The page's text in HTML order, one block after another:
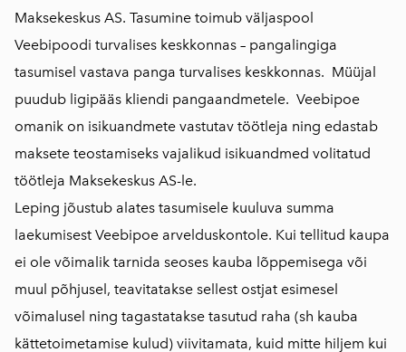
Maksekeskus AS. Tasumine toimub väljaspool
Veebipoodi turvalises keskkonnas – pangalingiga
tasumisel vastava panga turvalises keskkonnas. Müüjal
puudub ligipääs kliendi pangaandmetele. Veebipoe
omanik on isikuandmete vastutav töötleja ning edastab
maksete teostamiseks vajalikud isikuandmed volitatud
töötleja Maksekeskus AS-le.
Leping jõustub alates tasumisele kuuluva summa
laekumisest Veebipoe arvelduskontole. Kui tellitud kaupa
ei ole võimalik tarnida seoses kauba lõppemisega või
muul põhjusel, teavitatakse sellest ostjat esimesel
võimalusel ning tagastatakse tasutud raha (sh kauba
kättetoimetamise kulud) viivitamata, kuid mitte hiljem kui